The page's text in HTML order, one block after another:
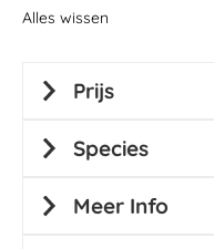
Alles wissen
Prijs
Species
Meer Info